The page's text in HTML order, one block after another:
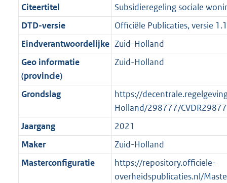
f
o
r
m
a
a
b
n
f
o
r
m
a
b
i
n
f
o
r
m
t
K
e
i
n
f
o
r
a
t
3
K
b
o
o
t
t
e
:
3
K
b
r
o
o
t
t
e
:
3
b
Citeertitel
Subsidieregeling sociale
DTD-versie
Officiële Publicaties, versie 1.1
Eindverantwoordelijke Zuid-Holland
Geo informatie
(provincie)
Zuid-Holland
Grondslag
https://
Holland/298777/
Jaargang
2021
Maker
Zuid-Holland
Masterconfiguratie
https://repository.officiele-
overheidspublicaties.nl/